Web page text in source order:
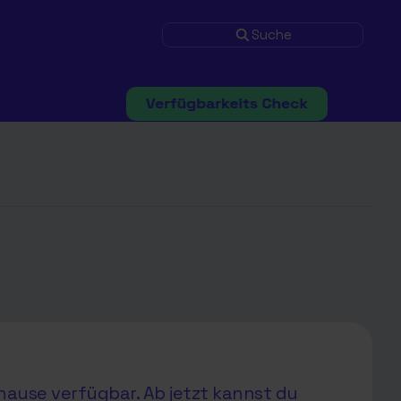
Suche
verfügbar. Ab jetzt kannst du